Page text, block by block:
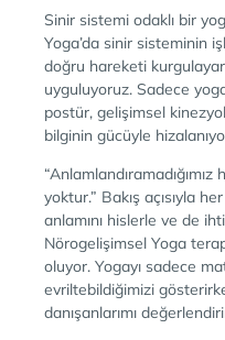
Sinir sistemi odaklı bir
Yoga’da sinir sisteminin
doğru hareketi
uyguluyoruz. Sadece
postür, gelişimsel
bilginin gücüyle
yoktur.” Bakış açısıyla
anlamını hislerle ve de
Nörogelişimsel Yoga
oluyor. Yogayı sadece
evriltebildiğimizi
danışanlarımı